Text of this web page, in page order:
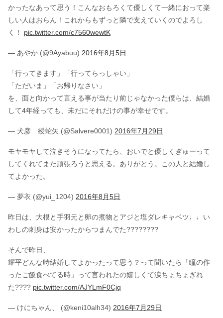
かったなあって思う！こんなおもろくて優しくて一緒におって楽
しい人はおらん！これからもずっと隣で支えていくのでよろし
く！ pic.twitter.com/c7560wewtK
— あやか (@9Ayabuu) 2016年8月5日
「行ってきます」「行ってらっしゃい」
「ただいま」「お帰りなさい」
を、面と向かって言える事が当たり前じゃなかった僕らは、結婚
して4年経っても、未だにそれだけの事が幸せです。
— 犬彦 綬蛇矢 (@Salvere0001) 2016年7月29日
モヤモヤして泣きそうになってたら、おいでと優しくぎゅーって
してくれてまた頑張ろうと思える。ありがとう。この人と結婚し
てよかった。
— 夢衣 (@yui_1204) 2016年8月5日
昨日は、大根と手羽元と卵の煮物とアジと塩ダレキャベツ♩♩い
わしの刺身は安かったからつまんでた????????
そんで昨日、
耀平どんな時結婚してよかったって思う？って聞いたら「瞳の作
ったご飯食べてる時」って言われたの嬉しくて涙ちょちょぎれ
た???? pic.twitter.com/AJYLmF0Cjq
— けにちゃん、 (@keni10alh34) 2016年7月29日